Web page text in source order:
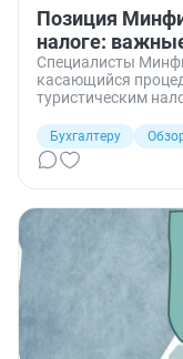
Позиция
налоге:
Специалисты
касающийся
туристическим
Бухгалтеру